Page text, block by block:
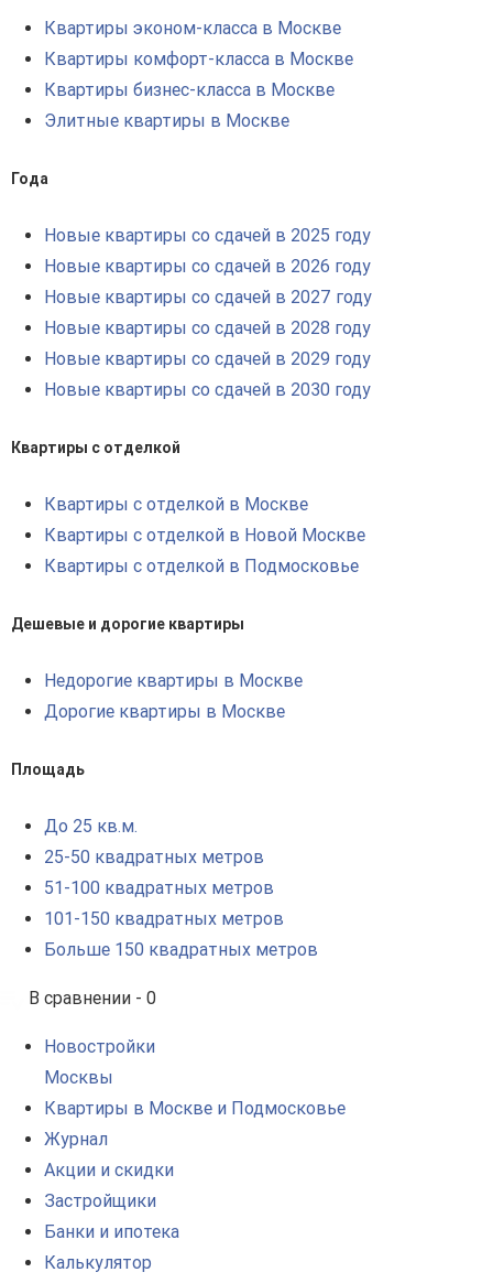
Квартиры эконом-класса в Москве
Квартиры комфорт-класса в Москве
Квартиры бизнес-класса в Москве
Элитные квартиры в Москве
Года
Новые квартиры со сдачей в 2025 году
Новые квартиры со сдачей в 2026 году
Новые квартиры со сдачей в 2027 году
Новые квартиры со сдачей в 2028 году
Новые квартиры со сдачей в 2029 году
Новые квартиры со сдачей в 2030 году
Квартиры с отделкой
Квартиры с отделкой в Москве
Квартиры с отделкой в Новой Москве
Квартиры с отделкой в Подмосковье
Дешевые и дорогие квартиры
Недорогие квартиры в Москве
Дорогие квартиры в Москве
Площадь
До 25 кв.м.
25-50 квадратных метров
51-100 квадратных метров
101-150 квадратных метров
Больше 150 квадратных метров
В сравнении - 0
Новостройки
Москвы
Квартиры в Москве и Подмосковье
Журнал
Акции и скидки
Застройщики
Банки и ипотека
Калькулятор